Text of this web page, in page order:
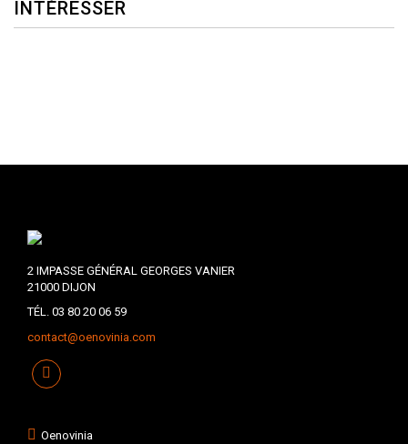
INTÉRESSER
2 IMPASSE GÉNÉRAL GEORGES VANIER
21000 DIJON
TÉL. 03 80 20 06 59
contact@oenovinia.com
Oenovinia